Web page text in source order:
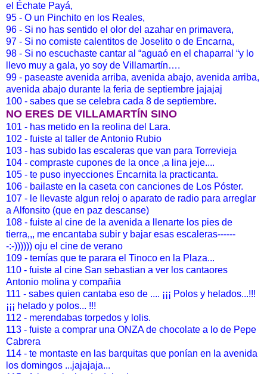
el Échate Payá,
95 - O un Pinchito en los Reales,
96 - Si no has sentido el olor del azahar en primavera,
97 - Si no comiste calentitos de Joselito o de Encarna,
98 - Si no escuchaste cantar al “aguaó en el chaparral “y lo
llevo muy a gala, yo soy de Villamartín….
99 - paseaste avenida arriba, avenida abajo, avenida arriba,
avenida abajo durante la feria de septiembre jajajaj
100 - sabes que se celebra cada 8 de septiembre.
NO ERES DE VILLAMARTÍN SINO
101 - has metido en la reolina del Lara.
102 - fuiste al taller de Antonio Rubio
103 - has subido las escaleras que van para Torrevieja
104 - compraste cupones de la once ,a lina jeje....
105 - te puso inyecciones Encarnita la practicanta.
106 - bailaste en la caseta con canciones de Los Póster.
107 - le llevaste algun reloj o aparato de radio para arreglar
a Alfonsito (que en paz descanse)
108 - fuiste al cine de la avenida a llenarte los pies de
tierra,,, me encantaba subir y bajar esas escaleras------
-:-)))))) oju el cine de verano
109 - temías que te parara el Tinoco en la Plaza...
110 - fuiste al cine San sebastian a ver los cantaores
Antonio molina y compañia
111 - sabes quien cantaba eso de .... ¡¡¡ Polos y helados...!!!
¡¡¡ helado y polos... !!!
112 - merendabas torpedos y lolis.
113 - fuiste a comprar una ONZA de chocolate a lo de Pepe
Cabrera
114 - te montaste en las barquitas que ponían en la avenida
los domingos ...jajajaja...